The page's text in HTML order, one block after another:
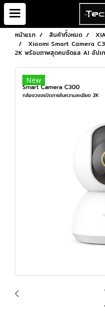
หน้าแรก สินค้าทั้งหมด
Xiaomi Smart Camera
2K พร้อมภาพสุดคมชัดแล AI อัป
New